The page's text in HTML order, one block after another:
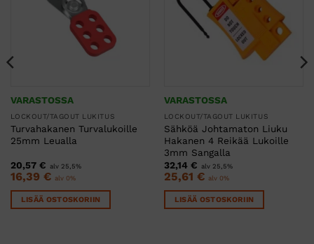
VARASTOSSA
LOCKOUT/TAGOUT LUKITUS
Turvahakanen Turvalukoille
25mm Leualla
20,57 € alv 25,5%
16,39 € alv 0%
LISÄÄ OSTOSKORIIN
VARASTOSSA
LOCKOUT/TAGOUT LUKITUS
Sähköä Johtamaton Liuku
Hakanen 4 Reikää Lukoille
3mm Sangalla
32,14 € alv 25,5%
25,61 € alv 0%
LISÄÄ OSTOSKORIIN